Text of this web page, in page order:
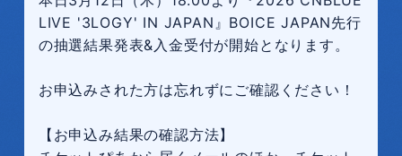
LIVE '3LOGY' IN JAPAN』BOICE JAPAN先行
の抽選結果発表&入金受付が開始となります。
お申込みされた方は忘れずにご確認ください！
【お申込み結果の確認方法】